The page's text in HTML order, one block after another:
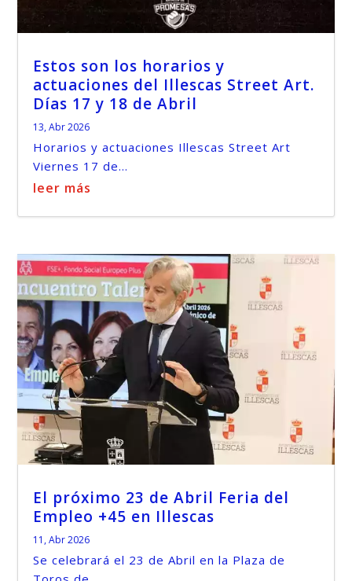
Estos son los horarios y
actuaciones del Illescas Street Art.
Días 17 y 18 de Abril
13, Abr 2026
Horarios y actuaciones Illescas Street Art
Viernes 17 de...
leer más
El próximo 23 de Abril Feria del
Empleo +45 en Illescas
11, Abr 2026
Se celebrará el 23 de Abril en la Plaza de